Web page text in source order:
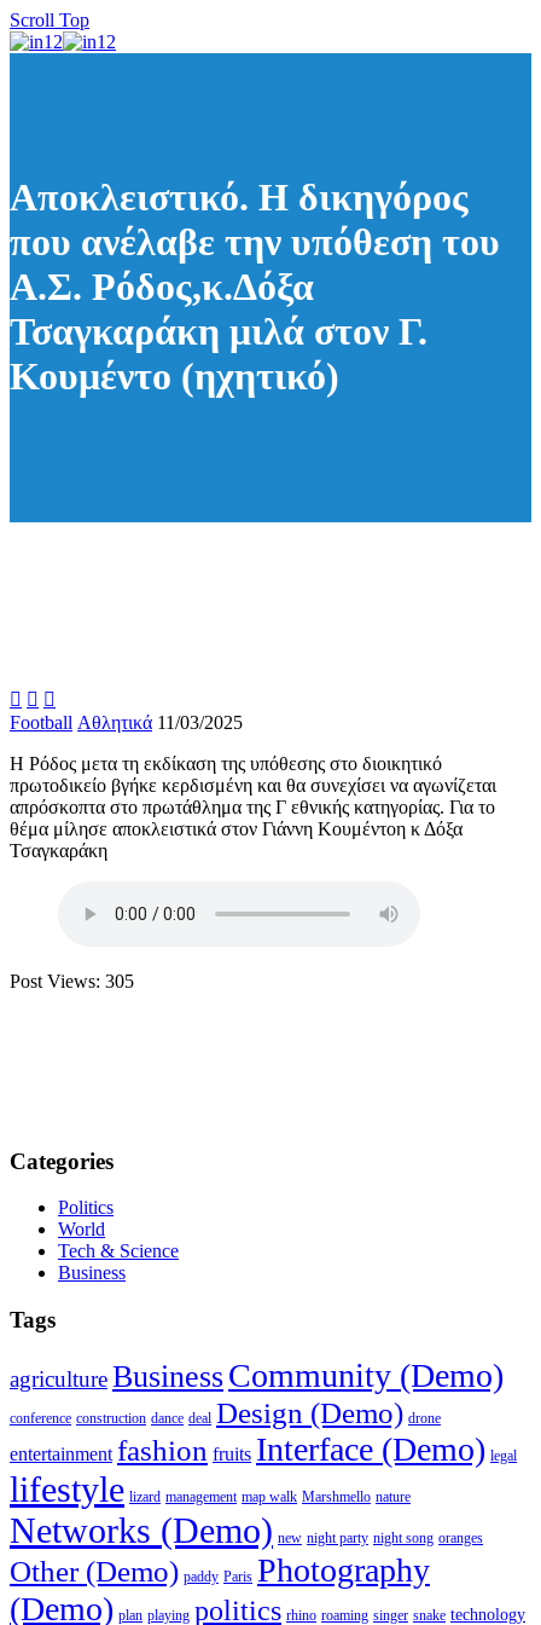
Scroll Top
Αποκλειστικό. Η δικηγόρος
που ανέλαβε την υπόθεση του
Α.Σ. Ρόδος,κ.Δόξα
Τσαγκαράκη μιλά στον Γ.
Κουμέντο (ηχητικό)
  
Football Αθλητικά 11/03/2025
Η Ρόδος μετα τη εκδίκαση της υπόθεσης στο διοικητικό
πρωτοδικείο βγήκε κερδισμένη και θα συνεχίσει να αγωνίζεται
απρόσκοπτα στο πρωτάθλημα της Γ εθνικής κατηγορίας. Για το
θέμα μίλησε αποκλειστικά στον Γιάννη Κουμέντοη κ Δόξα
Τσαγκαράκη
Post Views: 305
Categories
Politics
World
Tech & Science
Business
Tags
agricultureBusinessCommunity (Demo)
conference construction dance deal Design (Demo) drone
entertainment fashion fruits Interface (Demo) legal
lifestyle lizard management map walk Marshmello nature
Networks (Demo) new night party night song oranges
Other (Demo) paddy Paris Photography
(Demo) plan playing politics rhino roaming singer snake technology